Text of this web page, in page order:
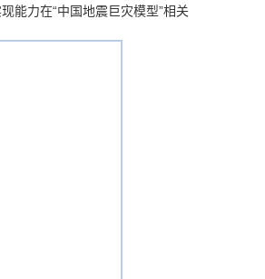
能力在“中国地震巨灾模型”相关